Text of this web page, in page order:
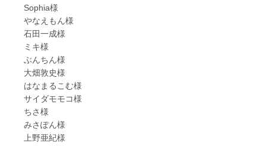
Sophia様
やなえもん様
石田一成様
ミキ様
ぶんちん様
大畑敦史様
はなまるこむ様
サイダモモコ様
ちさ様
みさぽん様
上野亜紀様